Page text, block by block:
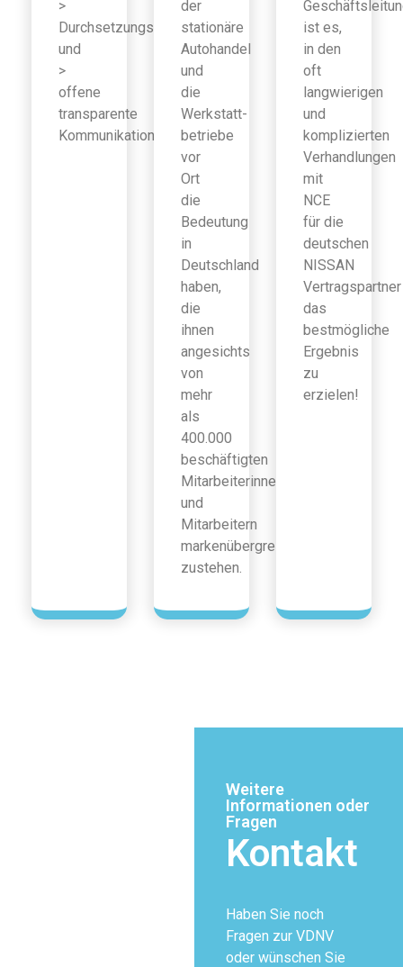
>
Durchsetzungsfähigkeit
und
>
offene
transparente
Kommunikation
der
stationäre
Autohandel
und
die
Werkstatt-
betriebe
vor
Ort
die
Bedeutung
in
Deutschland
haben,
die
ihnen
angesichts
von
mehr
als
400.000
beschäftigten
Mitarbeiterinnen
und
Mitarbeitern
markenübergreifend
zustehen.
ist es,
in den
oft
langwierigen
und
komplizierten
Verhandlungen
mit
NCE
für die
deutschen
NISSAN
Vertragspartner
das
bestmögliche
Ergebnis
zu
erzielen!
Weitere
Informationen oder
Fragen
Kontakt
Haben Sie noch
Fragen zur VDNV
oder wünschen Sie